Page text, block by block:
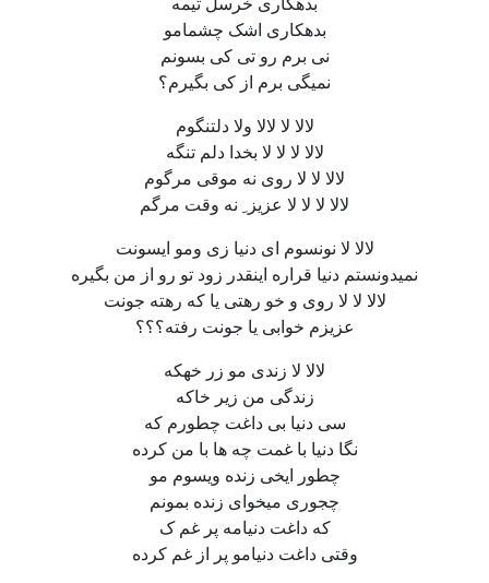
بدهکاری اشک چشمامو
نی برم رو تی کی بسونم
نمیگی برم از کی بگیرم؟
لالا لا لالا ولا دلتنگوم
لالا لا لا لا بخدا دلم تنگه
لالا لا لا روی نه‌ موقی مرگوم
لالا لا لا لا عزیز ِ نه وقت مرگم
لالا لا نونسوم ای دنیا زی و‌مو ایسونت
نمیدونستم دنیا قراره اینقدر زود تو رو از من بگیره
لالا لا لا روی و خو رهتی یا که رهته جونت
عزیزم خوابی یا جونت رفته؟؟؟
لالا لا زندی مو زر خهکه
زندگی من زیر خاکه
سی دنیا بی داغت چطورم که
نگا دنیا با غمت چه ها با من کرده
چطور ایخی زنده ویسوم مو
چجوری میخوای زنده بمونم
که داغت دنیامه پر غم ک
وقتی داغت دنیامو پر از غم کرده